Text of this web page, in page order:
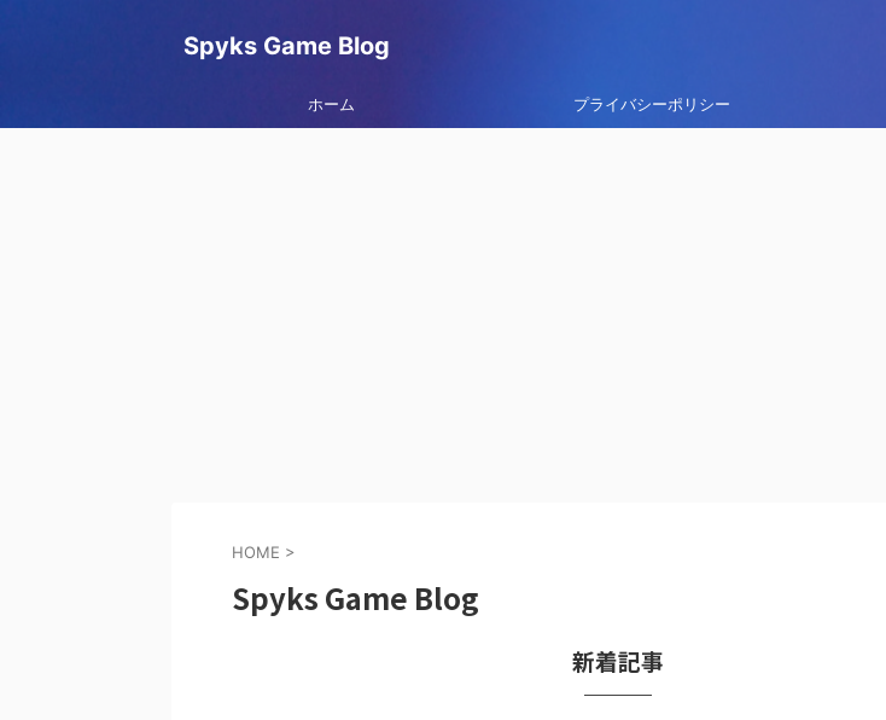
Spyks Game Blog
ホーム プライバシーポリシー
HOME >
Spyks Game Blog
新着記事